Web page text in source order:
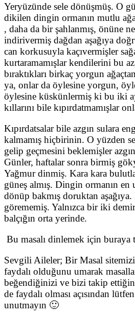
Yeryüzünde sele dönüşmüş. O
dikilen dingin ormanın mutlu
, daha da bir şahlanmış, önüne
indirivermiş dağdan aşağıya
can korkusuyla kaçıvermişler
kurtaramamışlar kendilerini bu
bıraktıkları birkaç yorgun
ya, onlar da öylesine yorgun,
öylesine küskünlermiş ki bu iki
kıllarını bile kıpırdatmamışlar
Kıpırdatsalar bile azgın sulara
kalmamış hiçbirinin. O yüzden
gelip geçmesini beklemişler
Günler, haftalar sonra birmiş
Yağmur dinmiş. Kara kara
güneş almış. Dingin ormanın en
dönüp bakmış doruktan
görememiş. Yalnızca bir iki
balçığın orta yerinde.
Bu masalı dinlemek için buraya
Sevgili Aileler; Bir Masal
faydalı olduğunu umarak
beğendiğinizi ve bizi takip
de faydalı olması açısından
unutmayın 🙂